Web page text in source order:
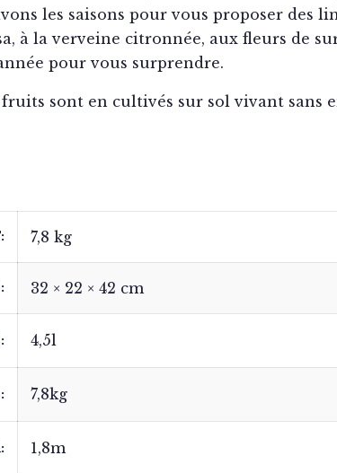
les saisons pour vous proposer
à la verveine citronnée, aux fleurs de
pour vous surprendre.
sont en cultivés sur sol vivant sans
7,8 kg
32 × 22 × 42 cm
4,5l
7,8kg
1,8m